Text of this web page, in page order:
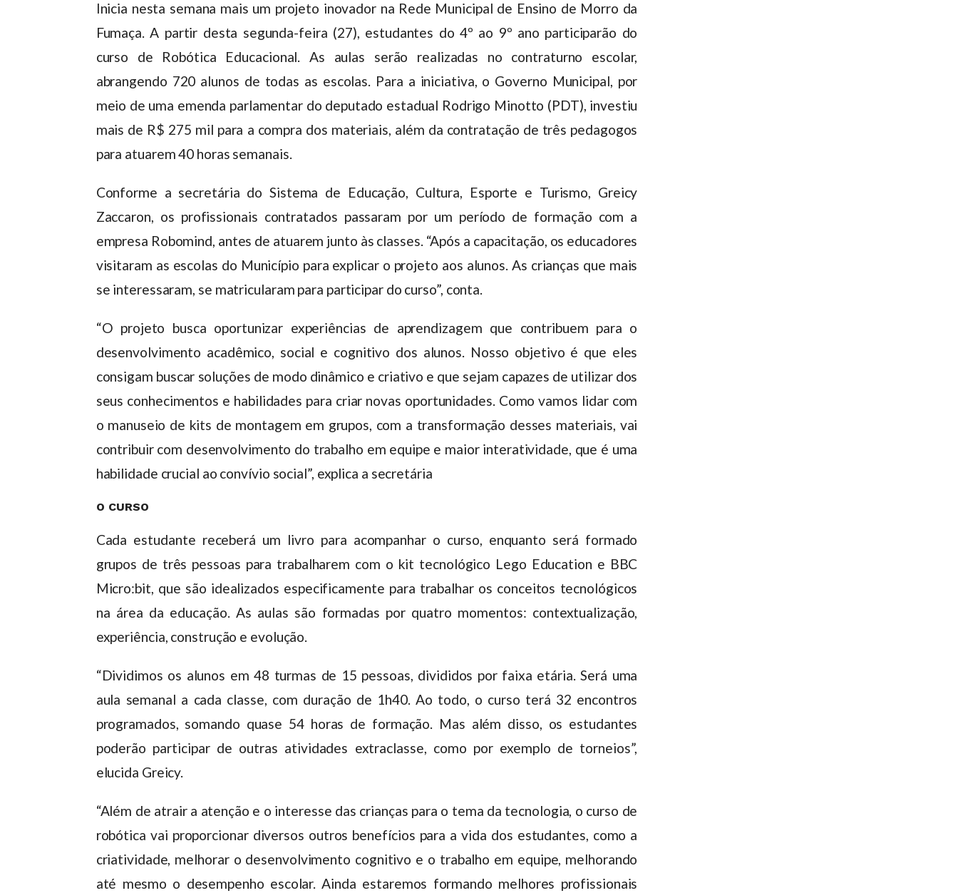
Inicia nesta semana mais um projeto inovador na Rede Municipal de Ensino de Morro da
Fumaça. A partir desta segunda-feira (27), estudantes do 4º ao 9º ano participarão do
curso de Robótica Educacional. As aulas serão realizadas no contraturno escolar,
abrangendo 720 alunos de todas as escolas. Para a iniciativa, o Governo Municipal, por
meio de uma emenda parlamentar do deputado estadual Rodrigo Minotto (PDT), investiu
mais de R$ 275 mil para a compra dos materiais, além da contratação de três pedagogos
para atuarem 40 horas semanais.
Conforme a secretária do Sistema de Educação, Cultura, Esporte e Turismo, Greicy
Zaccaron, os profissionais contratados passaram por um período de formação com a
empresa Robomind, antes de atuarem junto às classes. “Após a capacitação, os educadores
visitaram as escolas do Município para explicar o projeto aos alunos. As crianças que mais
se interessaram, se matricularam para participar do curso”, conta.
“O projeto busca oportunizar experiências de aprendizagem que contribuem para o
desenvolvimento acadêmico, social e cognitivo dos alunos. Nosso objetivo é que eles
consigam buscar soluções de modo dinâmico e criativo e que sejam capazes de utilizar dos
seus conhecimentos e habilidades para criar novas oportunidades. Como vamos lidar com
o manuseio de kits de montagem em grupos, com a transformação desses materiais, vai
contribuir com desenvolvimento do trabalho em equipe e maior interatividade, que é uma
habilidade crucial ao convívio social”, explica a secretária
O CURSO
Cada estudante receberá um livro para acompanhar o curso, enquanto será formado
grupos de três pessoas para trabalharem com o kit tecnológico Lego Education e BBC
Micro:bit, que são idealizados especificamente para trabalhar os conceitos tecnológicos
na área da educação. As aulas são formadas por quatro momentos: contextualização,
experiência, construção e evolução.
“Dividimos os alunos em 48 turmas de 15 pessoas, divididos por faixa etária. Será uma
aula semanal a cada classe, com duração de 1h40. Ao todo, o curso terá 32 encontros
programados, somando quase 54 horas de formação. Mas além disso, os estudantes
poderão participar de outras atividades extraclasse, como por exemplo de torneios”,
elucida Greicy.
“Além de atrair a atenção e o interesse das crianças para o tema da tecnologia, o curso de
robótica vai proporcionar diversos outros benefícios para a vida dos estudantes, como a
criatividade, melhorar o desenvolvimento cognitivo e o trabalho em equipe, melhorando
até mesmo o desempenho escolar. Ainda estaremos formando melhores profissionais